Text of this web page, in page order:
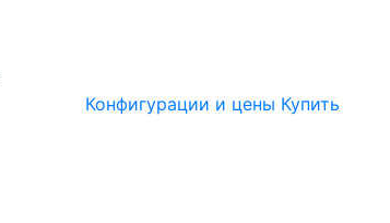
Конфигурации и цены Купить